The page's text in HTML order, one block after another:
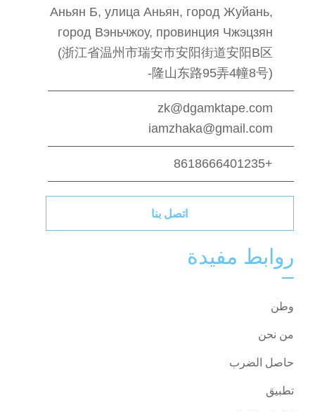
Аньян Б, улица Аньян, город Жуйань,
город Вэньчжоу, провинция Чжэцзян
(浙江省温州市瑞安市安阳街道安阳B区
隆山东路95弄4幢8号)-
zk@dgamktape.com
iamzhaka@gmail.com
+8618666401235
اتصل بنا
روابط مفيدة
وطن
من نحن
حاصل الضرب
تطبيق